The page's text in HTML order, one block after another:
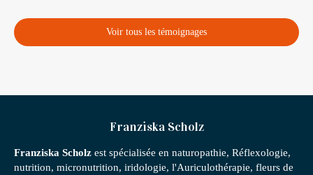
Voir tous les témoignages
Franziska Scholz
Franziska Scholz est spécialisée en naturopathie, Réflexologie,
nutrition, micronutrition, iridologie, l'Auriculothérapie, fleurs de